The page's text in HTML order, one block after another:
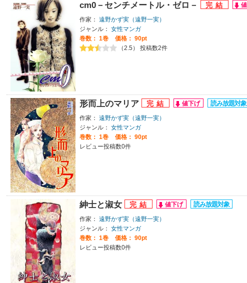
cm0－センチメートル・ゼロ－
作家： 遠野かず実（遠野一実）
ジャンル： 女性マンガ
巻数： 1巻
価格： 90pt
（2.5） 投稿数2件
形而上のマリア
作家： 遠野かず実（遠野一実）
ジャンル： 女性マンガ
巻数： 1巻
価格： 90pt
レビュー投稿数0件
紳士と淑女
作家： 遠野かず実（遠野一実）
ジャンル： 女性マンガ
巻数： 1巻
価格： 90pt
レビュー投稿数0件